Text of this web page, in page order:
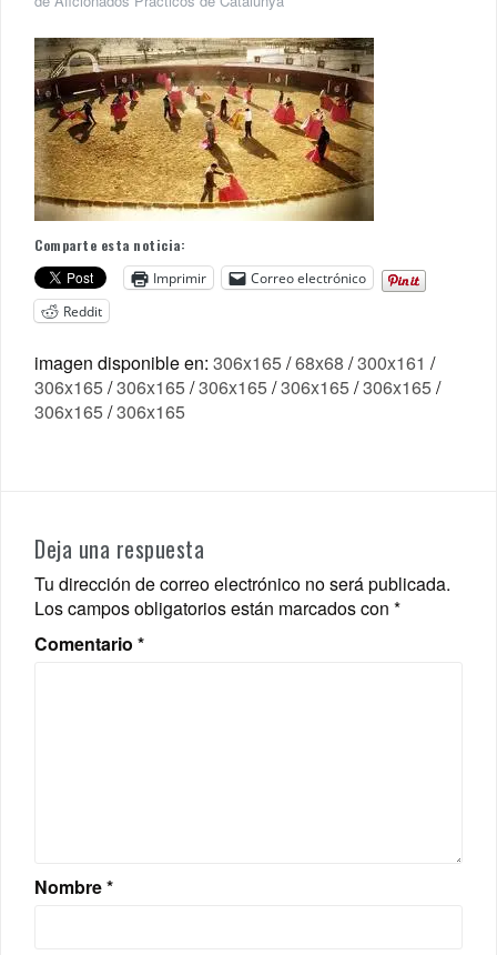
Comparte esta noticia:
Imprimir
Correo electrónico
Reddit
imagen disponible en: 306x165/68x68 /300x161 /
306x165/306x165/306x165/306x165/306x165/
306x165/306x165
Deja una respuesta
Tu dirección de correo electrónico no será publicada.
Los campos obligatorios están marcados con *
Comentario *
Nombre*